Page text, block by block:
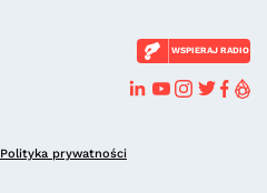
WSPIERAJ RADIO
Polityka prywatności